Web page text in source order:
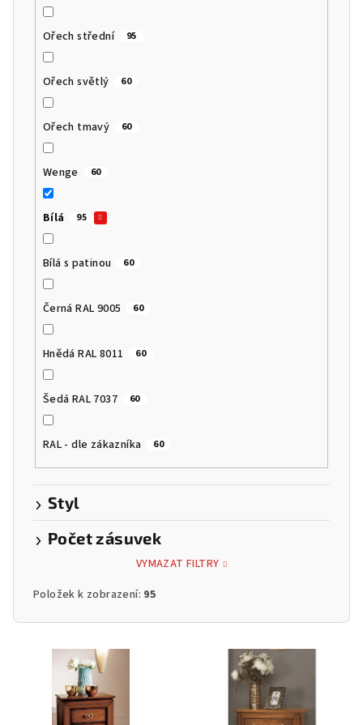
Ořech střední 95
Ořech světlý 60
Ořech tmavý 60
Wenge 60
Bílá 95
Bílá s patinou 60
Černá RAL 9005 60
Hnědá RAL 8011 60
Šedá RAL 7037 60
RAL - dle zákazníka 60
Styl
Počet zásuvek
VYMAZAT FILTRY
Položek k zobrazení: 95